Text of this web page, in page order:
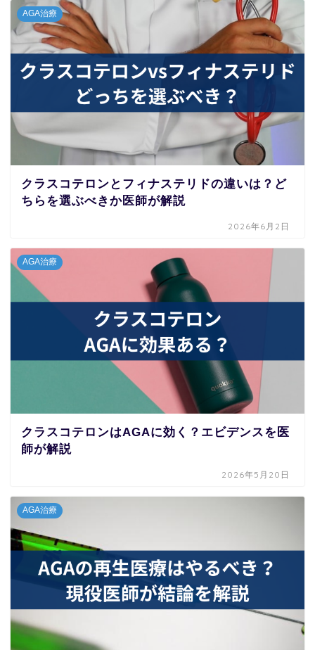
AGA治療
クラスコテロンとフィナステリドの違いは？ど
ちらを選ぶべきか医師が解説
2026年6月2日
AGA治療
クラスコテロンはAGAに効く？エビデンスを医
師が解説
2026年5月20日
AGA治療